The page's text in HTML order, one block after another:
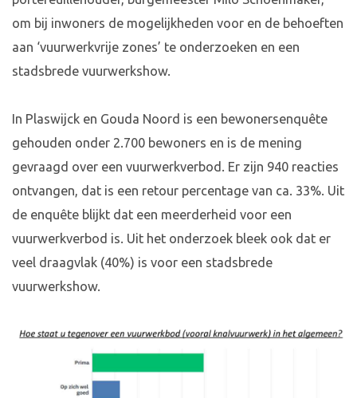
om bij inwoners de mogelijkheden voor en de behoeften
aan ‘vuurwerkvrije zones’ te onderzoeken en een
stadsbrede vuurwerkshow.
In Plaswijck en Gouda Noord is een bewonersenquête
gehouden onder 2.700 bewoners en is de mening
gevraagd over een vuurwerkverbod. Er zijn 940 reacties
ontvangen, dat is een retour percentage van ca. 33%. Uit
de enquête blijkt dat een meerderheid voor een
vuurwerkverbod is. Uit het onderzoek bleek ook dat er
veel draagvlak (40%) is voor een stadsbrede
vuurwerkshow.